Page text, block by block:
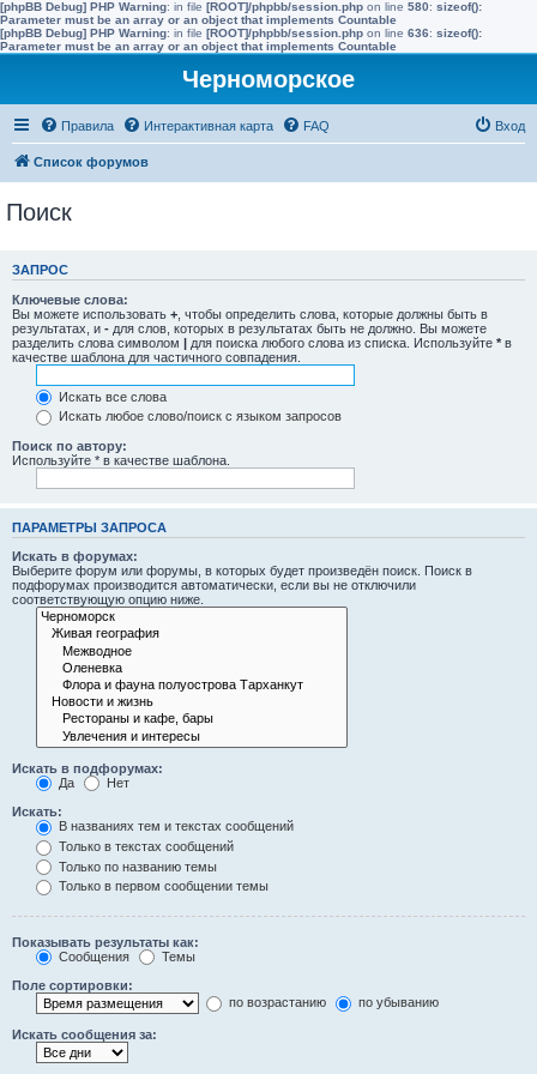
[phpBB Debug] PHP Warning: in file [ROOT]/phpbb/session.php on line 580: sizeof():
Parameter must be an array or an object that implements Countable
[phpBB Debug] PHP Warning: in file [ROOT]/phpbb/session.php on line 636: sizeof():
Parameter must be an array or an object that implements Countable
Черноморское
Правила Интерактивная карта FAQ Вход
Список форумов
Поиск
ЗАПРОС
Ключевые слова:
Вы можете использовать + , чтобы определить слова, которые должны быть в
результатах, и - для слов, которых в результатах быть не должно. Вы можете
разделить слова символом | для поиска любого слова из списка. Используйте * в
качестве шаблона для частичного совпадения.
Искать все слова
Искать любое слово/поиск с языком запросов
Поиск по автору:
Используйте * в качестве шаблона.
ПАРАМЕТРЫ ЗАПРОСА
Искать в форумах:
Выберите форум или форумы, в которых будет произведён поиск. Поиск в
подфорумах производится автоматически, если вы не отключили
соответствующую опцию ниже.
Искать в подфорумах:
Да
Нет
Искать:
В названиях тем и текстах сообщений
Только в текстах сообщений
Только по названию темы
Только в первом сообщении темы
Показывать результаты как:
Сообщения
Темы
Поле сортировки:
по возрастанию
по убыванию
Искать сообщения за: